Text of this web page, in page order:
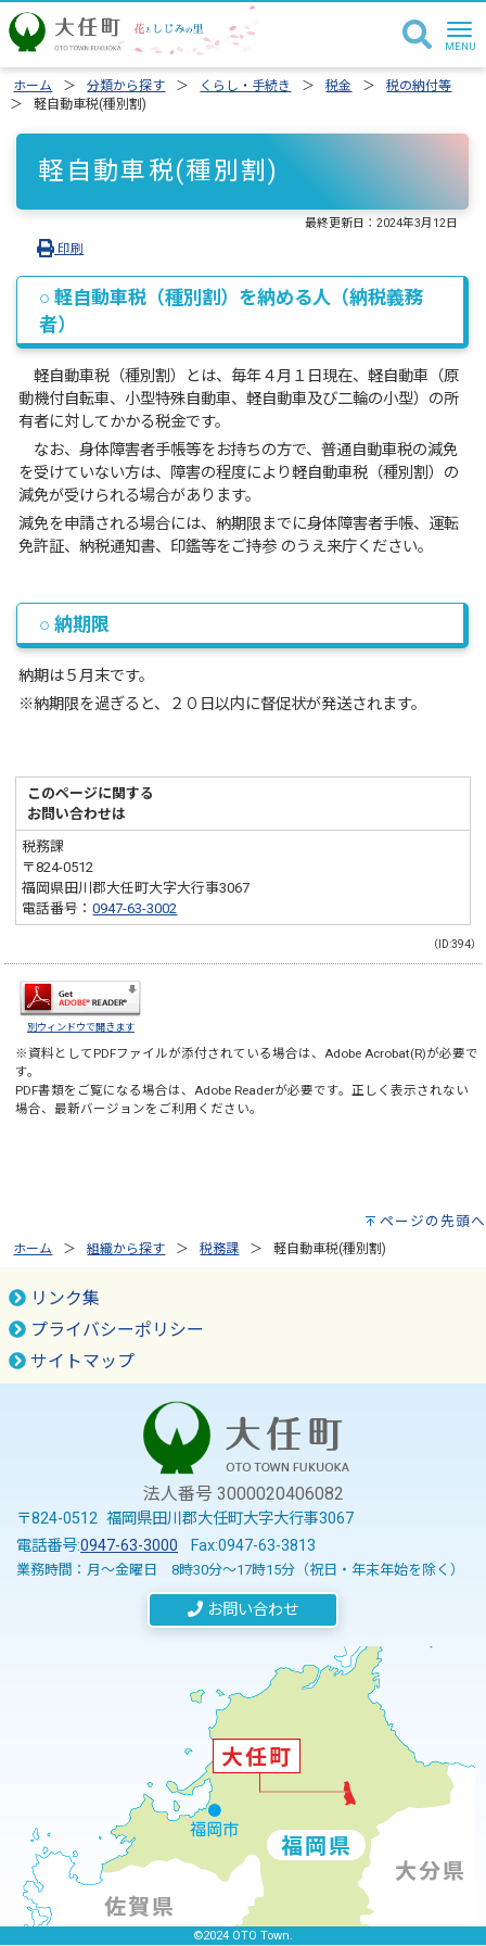
ホーム 分類から探す くらし・手続き 税金
税の納付等
軽自動車税(種別割)
軽自動車税(種別割)
最終更新日：2024年3月12日
印刷
○ 軽自動車税（種別割）を納める人（納税義務
者）
軽自動車税（種別割）とは、毎年４月１日現在、軽自動車（原
動機付自転車、小型特殊自動車、軽自動車及び二輪の小型）の所
有者に対してかかる税金です。
なお、身体障害者手帳等をお持ちの方で、普通自動車税の減免
を受けていない方は、障害の程度により軽自動車税（種別割）の
減免が受けられる場合があります。
減免を申請される場合には、納期限までに身体障害者手帳、運転
免許証、納税通知書、印鑑等をご持参 のうえ来庁ください。
○ 納期限
納期は５月末です。
※納期限を過ぎると、２０日以内に督促状が発送されます。
このページに関する
お問い合わせは
税務課
〒824-0512
福岡県田川郡大任町大字大行事3067
電話番号：0947-63-3002
（ID:394）
別ウィンドウで開きます
※資料としてPDFファイルが添付されている場合は、Adobe Acrobat(R)が必要で
す。
PDF書類をご覧になる場合は、Adobe Readerが必要です。正しく表示されない
場合、最新バージョンをご利用ください。
ページの先頭へ
ホーム 組織から探す 税務課 軽自動車税(種別割)
リンク集
プライバシーポリシー
サイトマップ
法人番号 3000020406082
〒824-0512 福岡県田川郡大任町大字大行事3067
電話番号:0947-63-3000 Fax:0947-63-3813
業務時間：月～金曜日 8時30分～17時15分（祝日・年末年始を除く）
お問い合わせ
©2024 OTO Town.